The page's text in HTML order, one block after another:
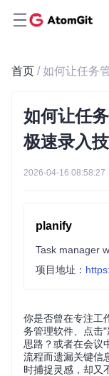
首页
如何让任
极速录入
2026-04-16 08:58:27
planify
项目地址：
你是否曾在专注工
务管理软件、点击
思路？或者在会议
流程而遗漏关键信
时捕捉灵感，却又